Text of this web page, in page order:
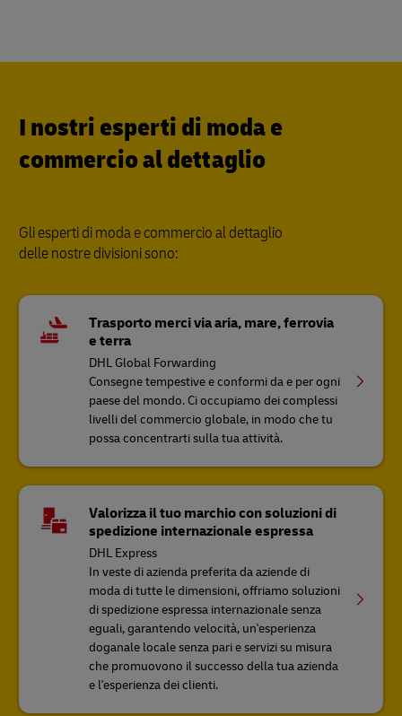
I nostri esperti di moda e
commercio al dettaglio
Gli esperti di moda e commercio al dettaglio
delle nostre divisioni sono:
Trasporto merci via aria, mare, ferrovia
e terra
DHL Global Forwarding
Consegne tempestive e conformi da e per ogni
paese del mondo. Ci occupiamo dei complessi
livelli del commercio globale, in modo che tu
possa concentrarti sulla tua attività.
Valorizza il tuo marchio con soluzioni di
spedizione internazionale espressa
DHL Express
In veste di azienda preferita da aziende di
moda di tutte le dimensioni, offriamo soluzioni
di spedizione espressa internazionale senza
eguali, garantendo velocità, un'esperienza
doganale locale senza pari e servizi su misura
che promuovono il successo della tua azienda
e l'esperienza dei clienti.